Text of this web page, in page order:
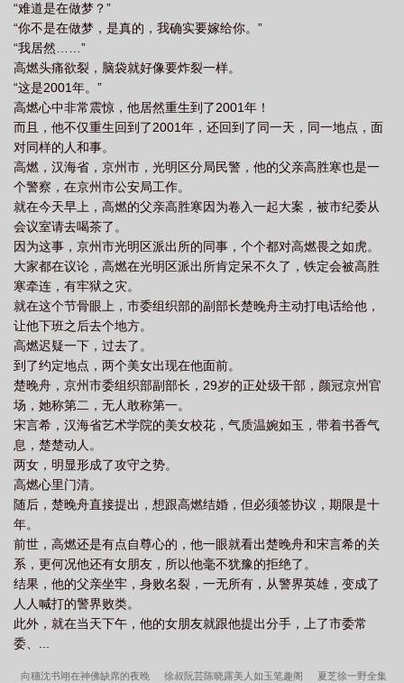
“难道是在做梦？”
“你不是在做梦，是真的，我确实要嫁给你。”
“我居然……”
高燃头痛欲裂，脑袋就好像要炸裂一样。
“这是2001年。”
高燃心中非常震惊，他居然重生到了2001年！
而且，他不仅重生回到了2001年，还回到了同一天，同一地点，面
对同样的人和事。
高燃，汉海省，京州市，光明区分局民警，他的父亲高胜寒也是一
个警察，在京州市公安局工作。
就在今天早上，高燃的父亲高胜寒因为卷入一起大案，被市纪委从
会议室请去喝茶了。
因为这事，京州市光明区派出所的同事，个个都对高燃畏之如虎。
大家都在议论，高燃在光明区派出所肯定呆不久了，铁定会被高胜
寒牵连，有牢狱之灾。
就在这个节骨眼上，市委组织部的副部长楚晚舟主动打电话给他，
让他下班之后去个地方。
高燃迟疑一下，过去了。
到了约定地点，两个美女出现在他面前。
楚晚舟，京州市委组织部副部长，29岁的正处级干部，颜冠京州官
场，她称第二，无人敢称第一。
宋言希，汉海省艺术学院的美女校花，气质温婉如玉，带着书香气
息，楚楚动人。
两女，明显形成了攻守之势。
高燃心里门清。
随后，楚晚舟直接提出，想跟高燃结婚，但必须签协议，期限是十
年。
前世，高燃还是有点自尊心的，他一眼就看出楚晚舟和宋言希的关
系，更何况他还有女朋友，所以他毫不犹豫的拒绝了。
结果，他的父亲坐牢，身败名裂，一无所有，从警界英雄，变成了
人人喊打的警界败类。
此外，就在当天下午，他的女朋友就跟他提出分手，上了市委常
委、...
向穗沈书翊在神佛缺席的夜晚 徐叔阮芸陈晓露美人如玉笔趣阁 夏芝徐一野全集